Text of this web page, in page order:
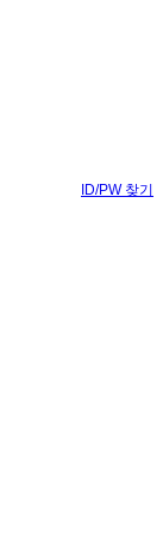
ID/PW 찾기